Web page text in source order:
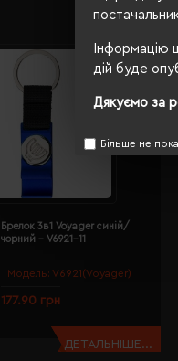
Інформацію
дій буде
Дякуємо за
Більше не
Модель: V6921(Voyager)
Брелок 3в1 Voyager синій/
чорний - V6921-11
177.90 грн
ДЕТАЛЬНІШЕ...